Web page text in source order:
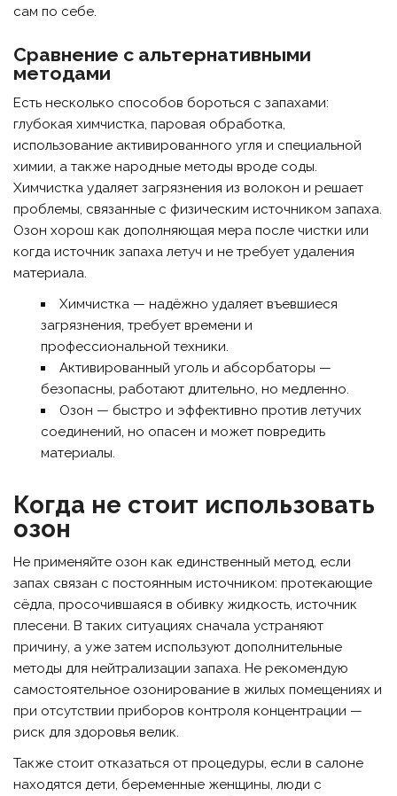
сам по себе.
Сравнение с альтернативными
методами
Есть несколько способов бороться с запахами:
глубокая химчистка, паровая обработка,
использование активированного угля и специальной
химии, а также народные методы вроде соды.
Химчистка удаляет загрязнения из волокон и решает
проблемы, связанные с физическим источником запаха.
Озон хорош как дополняющая мера после чистки или
когда источник запаха летуч и не требует удаления
материала.
Химчистка — надёжно удаляет въевшиеся
загрязнения, требует времени и
профессиональной техники.
Активированный уголь и абсорбаторы —
безопасны, работают длительно, но медленно.
Озон — быстро и эффективно против летучих
соединений, но опасен и может повредить
материалы.
Когда не стоит использовать
озон
Не применяйте озон как единственный метод, если
запах связан с постоянным источником: протекающие
сёдла, просочившаяся в обивку жидкость, источник
плесени. В таких ситуациях сначала устраняют
причину, а уже затем используют дополнительные
методы для нейтрализации запаха. Не рекомендую
самостоятельное озонирование в жилых помещениях и
при отсутствии приборов контроля концентрации —
риск для здоровья велик.
Также стоит отказаться от процедуры, если в салоне
находятся дети, беременные женщины, люди с